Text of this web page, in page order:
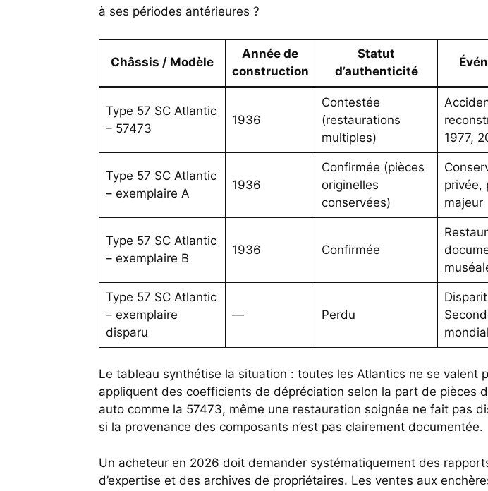
à ses périodes antérieures ?
Châssis / Modèle
Année de
construction
Statut
d’authenticité
Type 57 SC Atlantic
– 57473
1936
Contestée
(restaurations
multiples)
1977,
Type 57 SC Atlantic
– exemplaire A
1936
Confirmée (pièces
originelles
conservées)
privée,
majeur
Type 57 SC Atlantic
– exemplaire B
1936 Confirmée
Type 57 SC Atlantic
– exemplaire
disparu
— Perdu
Le tableau synthétise la situation : toutes les Atlantics ne se valent
appliquent des coefficients de dépréciation selon la part de pièces
auto comme la 57473, même une restauration soignée ne fait pas
si la provenance des composants n’est pas clairement documentée.
Un acheteur en 2026 doit demander systématiquement des
d’expertise et des archives de propriétaires. Les ventes aux